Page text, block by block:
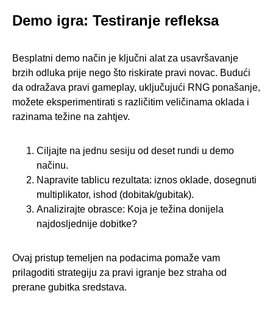
Demo igra: Testiranje refleksa
Besplatni demo način je ključni alat za usavršavanje
brzih odluka prije nego što riskirate pravi novac. Budući
da odražava pravi gameplay, uključujući RNG ponašanje,
možete eksperimentirati s različitim veličinama oklada i
razinama težine na zahtjev.
Ciljajte na jednu sesiju od deset rundi u demo
načinu.
Napravite tablicu rezultata: iznos oklade, dosegnuti
multiplikator, ishod (dobitak/gubitak).
Analizirajte obrasce: Koja je težina donijela
najdosljednije dobitke?
Ovaj pristup temeljen na podacima pomaže vam
prilagoditi strategiju za pravi igranje bez straha od
prerane gubitka sredstava.